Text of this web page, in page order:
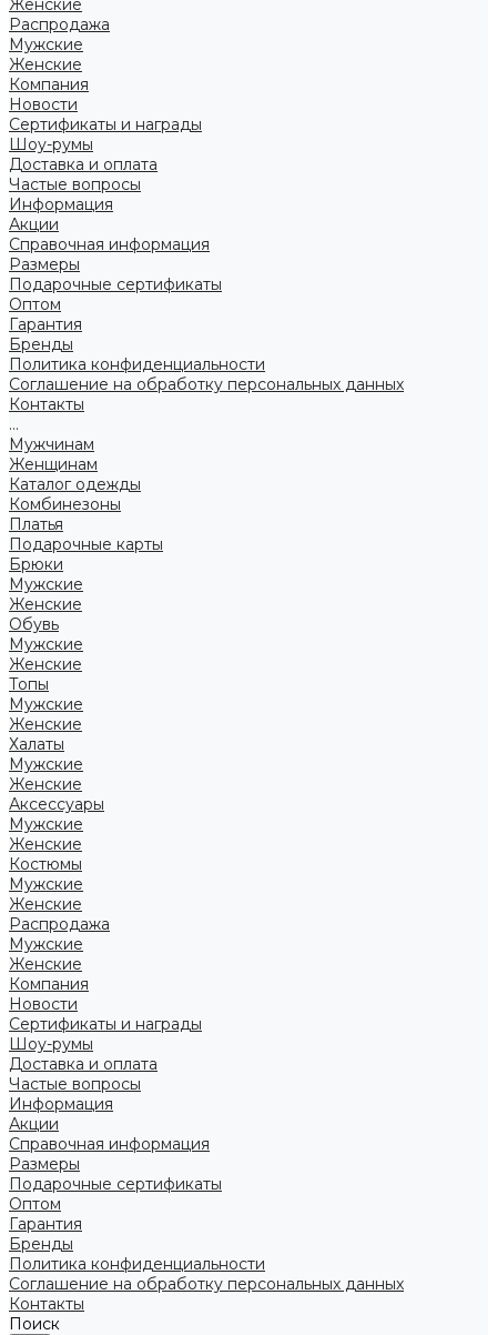
Женские
Распродажа
Мужские
Женские
Компания
Новости
Сертификаты и награды
Шоу-румы
Доставка и оплата
Частые вопросы
Информация
Акции
Справочная информация
Размеры
Подарочные сертификаты
Оптом
Гарантия
Бренды
Политика конфиденциальности
Соглашение на обработку персональных данных
Контакты
...
Мужчинам
Женщинам
Каталог одежды
Комбинезоны
Платья
Подарочные карты
Брюки
Мужские
Женские
Обувь
Мужские
Женские
Топы
Мужские
Женские
Халаты
Мужские
Женские
Аксессуары
Мужские
Женские
Костюмы
Мужские
Женские
Распродажа
Мужские
Женские
Компания
Новости
Сертификаты и награды
Шоу-румы
Доставка и оплата
Частые вопросы
Информация
Акции
Справочная информация
Размеры
Подарочные сертификаты
Оптом
Гарантия
Бренды
Политика конфиденциальности
Соглашение на обработку персональных данных
Контакты
Поиск